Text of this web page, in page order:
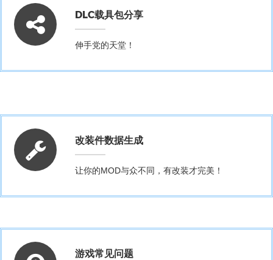
DLC载具包分享
伸手党的天堂！
改装件数据生成
让你的MOD与众不同，有改装才完美！
游戏常见问题